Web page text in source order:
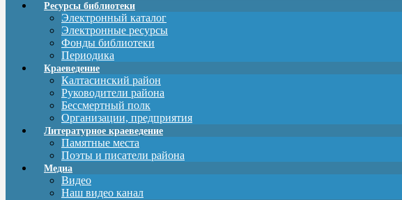
Ресурсы библиотеки
Электронный каталог
Электронные ресурсы
Фонды библиотеки
Периодика
Краеведение
Калтасинский район
Руководители района
Бессмертный полк
Организации, предприятия
Литературное краеведение
Памятные места
Поэты и писатели района
Медиа
Видео
Наш видео канал